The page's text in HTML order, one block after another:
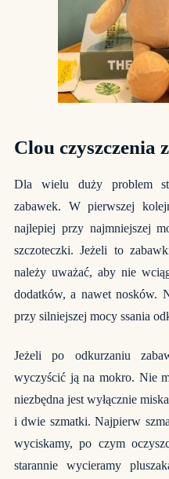
Clou czyszczenia
Dla wielu duży problem
zabawek. W pierwszej
najlepiej przy najmniejszej
szczoteczki. Jeżeli to
należy uważać, aby nie
dodatków, a nawet nosków.
przy silniejszej mocy ssania
Jeżeli po odkurzaniu
wyczyścić ją na mokro. Nie
niezbędna jest wyłącznie
i dwie szmatki. Najpierw
wyciskamy, po czym
starannie wycieramy